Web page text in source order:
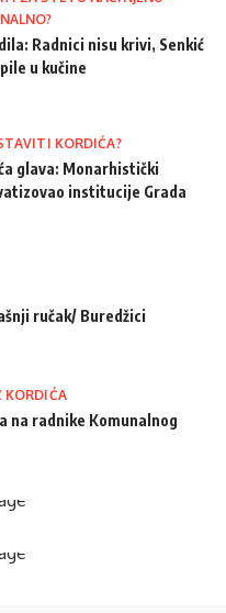
Radnici nisu krivi, Senkić
u kučine
KORDIĆA?
glava: Monarhistički
institucije Grada
ručak/ Buredžici
KORDIĆA
na radnike Komunalnog